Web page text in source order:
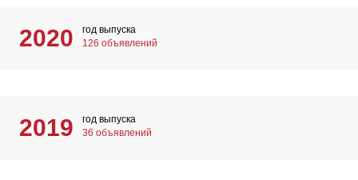
2020
год выпуска
126 объявлений
2019
год выпуска
36 объявлений